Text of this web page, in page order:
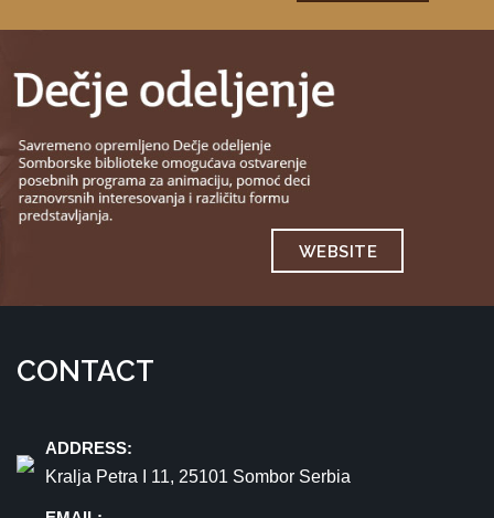
WEBSITE
CONTACT
ADDRESS:
Kralja Petra I 11, 25101 Sombor Serbia